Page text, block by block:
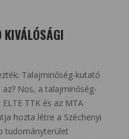
KIVÁLÓSÁGI
Talajminőség-kutató
Nos, a talajminőség-
TTK és az MTA
hozta létre a Széchenyi
tudományterület